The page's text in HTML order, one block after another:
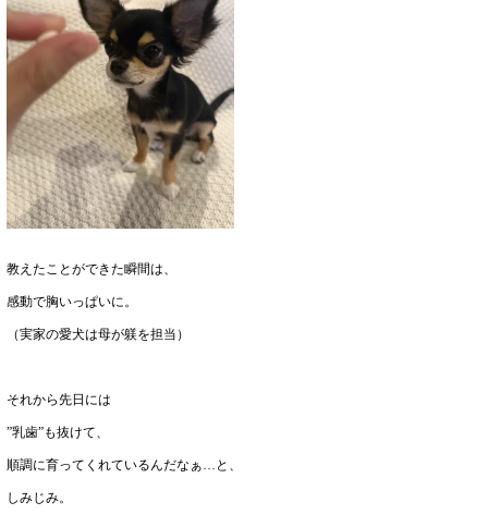
教えたことができた瞬間は、
感動で胸いっぱいに。
（実家の愛犬は母が躾を担当）
それから先日には
”乳歯”も抜けて、
順調に育ってくれているんだなぁ…と、
しみじみ。